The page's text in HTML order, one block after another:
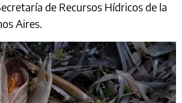
de Recursos Hídricos de la
Aires.